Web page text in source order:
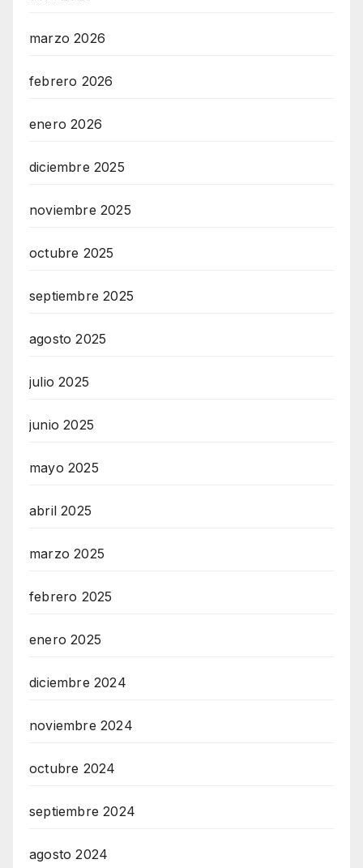
marzo 2026
febrero 2026
enero 2026
diciembre 2025
noviembre 2025
octubre 2025
septiembre 2025
agosto 2025
julio 2025
junio 2025
mayo 2025
abril 2025
marzo 2025
febrero 2025
enero 2025
diciembre 2024
noviembre 2024
octubre 2024
septiembre 2024
agosto 2024